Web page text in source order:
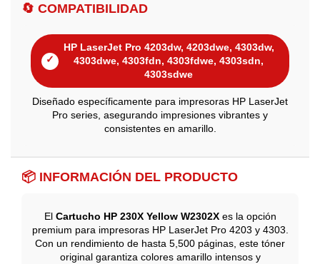
🔄 COMPATIBILIDAD
✓
HP LaserJet Pro 4203dw, 4203dwe, 4303dw,
4303dwe, 4303fdn, 4303fdwe, 4303sdn,
4303sdwe
Diseñado específicamente para impresoras HP LaserJet
Pro series, asegurando impresiones vibrantes y
consistentes en amarillo.
📦 INFORMACIÓN DEL PRODUCTO
El Cartucho HP 230X Yellow W2302Xes la opción
premium para impresoras HP LaserJet Pro 4203 y 4303.
Con un rendimiento de hasta 5,500 páginas, este tóner
original garantiza colores amarillo intensos y